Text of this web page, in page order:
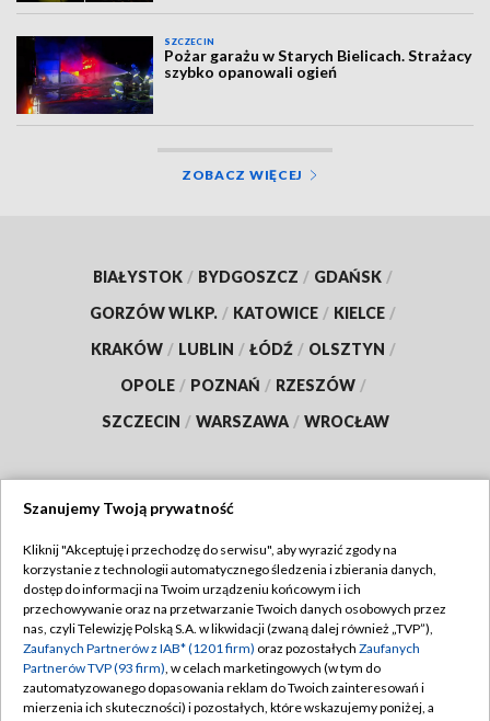
SZCZECIN
Pożar garażu w Starych Bielicach. Strażacy
szybko opanowali ogień
ZOBACZ WIĘCEJ
BIAŁYSTOK / BYDGOSZCZ / GDAŃSK /
GORZÓW WLKP. / KATOWICE / KIELCE /
KRAKÓW / LUBLIN / ŁÓDŹ / OLSZTYN /
OPOLE / POZNAŃ / RZESZÓW /
SZCZECIN / WARSZAWA / WROCŁAW
TVP
Abonament TVP
Emisja w TVP
Centrum informacji TVP
Naziemna Telewizja Cyfrowa
Regulamin TVP
Polityka prywatności
Moje zgody
Szanujemy Twoją prywatność
Kliknij "Akceptuję i przechodzę do serwisu", aby wyrazić zgody na
korzystanie z technologii automatycznego śledzenia i zbierania danych,
dostęp do informacji na Twoim urządzeniu końcowym i ich
przechowywanie oraz na przetwarzanie Twoich danych osobowych przez
nas, czyli Telewizję Polską S.A. w likwidacji (zwaną dalej również „TVP”),
Zaufanych Partnerów z IAB* (1201 firm) oraz pozostałych Zaufanych
Partnerów TVP (93 firm), w celach marketingowych (w tym do
zautomatyzowanego dopasowania reklam do Twoich zainteresowań i
mierzenia ich skuteczności) i pozostałych, które wskazujemy poniżej, a